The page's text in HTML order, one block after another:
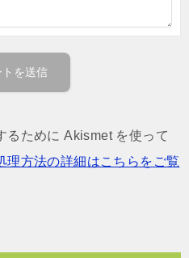
るために Akismet を使って
理方法の詳細はこちらをご覧